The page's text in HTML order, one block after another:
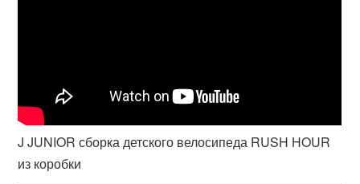
J JUNIOR сборка детского велосипеда RUSH HOUR
из коробки